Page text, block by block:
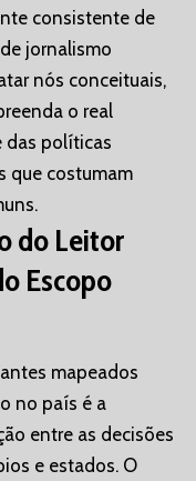
consistente de
jornalismo
nós conceituais,
o real
das políticas
que costumam
do Leitor
Escopo
mapeados
no país é a
entre as decisões
e estados. O